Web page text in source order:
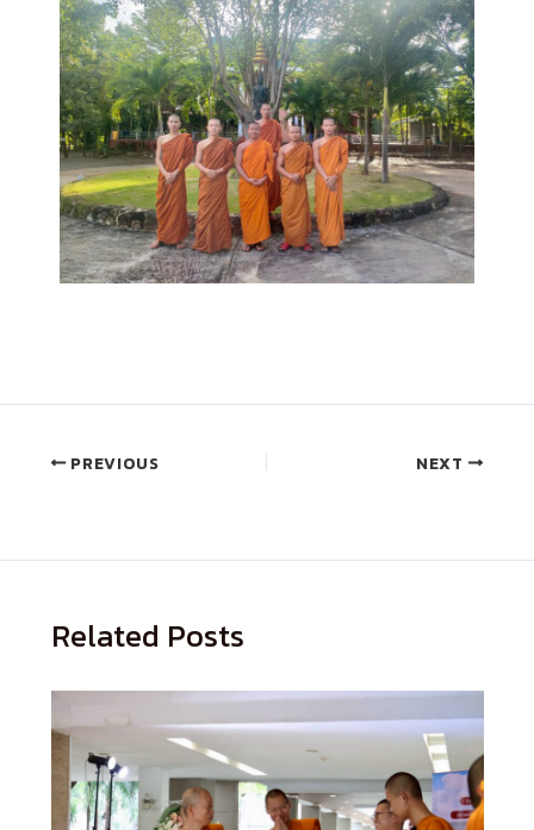
PREVIOUS NEXT
Related Posts